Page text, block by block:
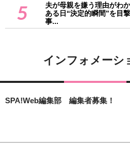
5
夫が母親を嫌う理由がわ
ある日“決定的瞬間”を目
事...
インフォメーシ
SPA!Web編集部 編集者募集！